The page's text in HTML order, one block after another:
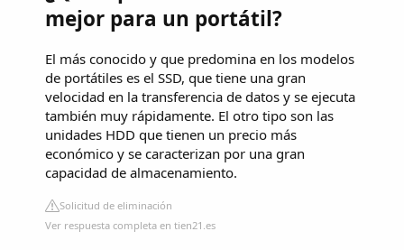
mejor para un portátil?
El más conocido y que predomina en los modelos
de portátiles es el SSD, que tiene una gran
velocidad en la transferencia de datos y se ejecuta
también muy rápidamente. El otro tipo son las
unidades HDD que tienen un precio más
económico y se caracterizan por una gran
capacidad de almacenamiento.
Solicitud de eliminación
Ver respuesta completa en tien21.es